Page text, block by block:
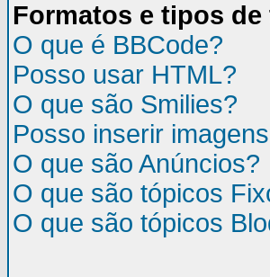
Formatos e tipos
O que é BBCode?
Posso usar HTML?
O que são Smilies?
Posso inserir
O que são Anúncios?
O que são tópicos
O que são tópicos